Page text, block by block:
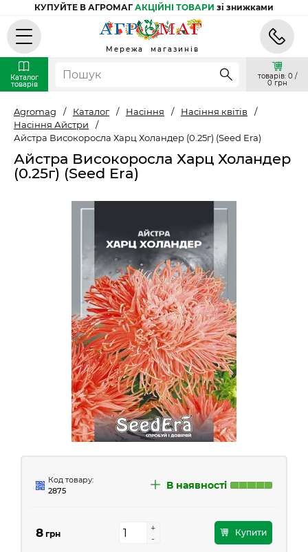
КУПУЙТЕ В АГРОМАГ АКЦІЙНІ ТОВАРИ зі знижками
Мережа магазинів
Каталог
товарів
товарів: 0 /
0 грн
Agromag / Каталог / Насіння / Насіння квітів
/
Насіння Айстри
/
Айстра Високоросла Харц Холандер (0.25г) (Seed Era)
Айстра Високоросла Харц Холандер
(0.25г) (Seed Era)
Код товару:
2875
В наявності
8 грн
+
-
+
-
Купити